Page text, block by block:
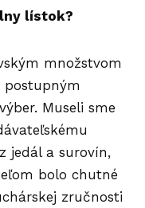
lístok?
množstvom
postupným
Museli sme
jedál a surovín,
bolo chutné
zručnosti